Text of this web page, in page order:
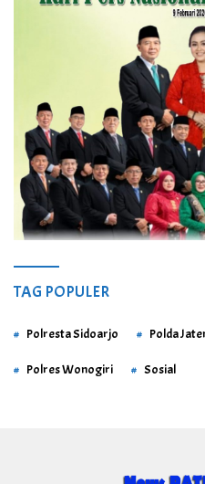
TAG POPULER
Polresta Sidoarjo Polda
Polres Wonogiri Sosial